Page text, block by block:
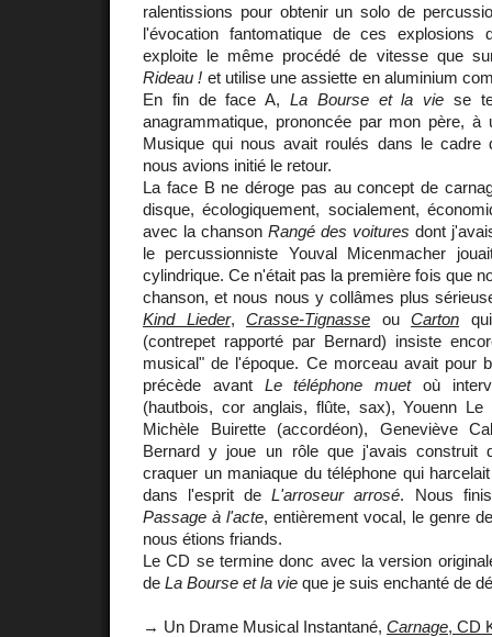
ralentissions pour obtenir un solo de
l'évocation fantomatique de ces explosions
exploite le même procédé de vitesse que
Rideau ! et utilise une assiette en aluminium
En fin de face A, La Bourse et la vie se
anagrammatique, prononcée par mon père, à
Musique qui nous avait roulés dans le cadre
nous avions initié le retour.
La face B ne déroge pas au concept de
disque, écologiquement, socialement,
avec la chanson Rangé des voitures dont
le percussionniste Youval Micenmacher
cylindrique. Ce n'était pas la première fois que
chanson, et nous nous y collâmes plus
Kind Lieder, Crasse-Tignasse ou Carton
(contrepet rapporté par Bernard) insiste
musical" de l'époque. Ce morceau avait pour
précède avant Le téléphone muetoù
(hautbois, cor anglais, flûte, sax), Youenn Le
Michèle Buirette (accordéon), Geneviève
Bernard y joue un rôle que j'avais construit
craquer un maniaque du téléphone qui
dans l'esprit deL'arroseur arrosé. Nous
Passage à l'acte, entièrement vocal, le genre
nous étions friands.
Le CD se termine donc avec la version
de La Bourse et la vie que je suis enchanté de
→ Un Drame Musical Instantané, Carnage, CD